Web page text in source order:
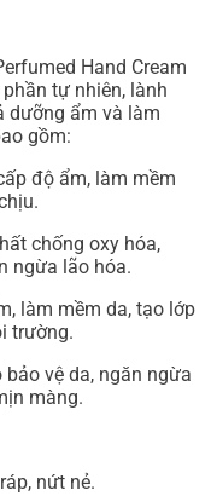
Hand Cream
tự nhiên, lành
dưỡng ẩm và làm
gồm:
độ ẩm, làm mềm
chống oxy hóa,
ngừa lão hóa.
làm mềm da, tạo lớp
trường.
bảo vệ da, ngăn ngừa
màng.
nứt nẻ.